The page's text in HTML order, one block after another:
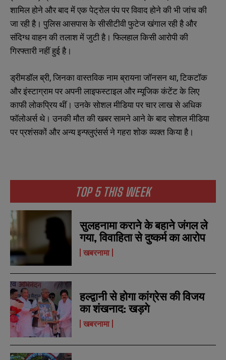
N
a
iN
b
e
N
a
iN
b
e
TOP 5 THIS WEEK
सुलहनामा कराने के बहाने जंगल ले
गया, विवाहिता से दुष्कर्म का आरोप
खबरनामा
हल्द्वानी से होगा कांग्रेस की विजय
का शंखनाद: खड़गे
खबरनामा
शामिल होने और बाद में एक पेट्रोल पंप पर विवाद होने की भी जांच की
जा रही है। पुलिस आसपास के सीसीटीवी फुटेज खंगाल रही है और
संदिग्ध वाहन की तलाश में जुटी है। फिलहाल किसी आरोपी की
गिरफ्तारी नहीं हुई है।
ड्रीमडॉल ब्री, जिनका वास्तविक नाम ब्रायना जॉनसन था, टिकटॉक
और इंस्टाग्राम पर अपनी लाइफस्टाइल और म्यूजिक कंटेंट के लिए
काफी लोकप्रिय थीं। उनके सोशल मीडिया पर चार लाख से अधिक
फॉलोअर्स थे। उनकी मौत की खबर सामने आने के बाद सोशल मीडिया
पर प्रशंसकों और अन्य इन्फ्लुएंसर्स ने गहरा शोक व्यक्त किया है।